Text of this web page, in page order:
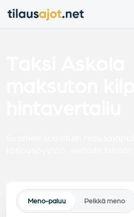
Meno-paluu Pelkkä meno